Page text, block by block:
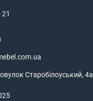
Старобілоуський, 4а